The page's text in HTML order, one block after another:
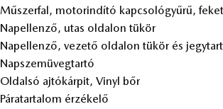
Mű­szer­fal, mo­tor­in­dí­tó kap­cso­ló­gyű­rű,
Nap­el­len­ző, utas ol­da­lon tü­kör
Nap­el­len­ző, ve­ze­tő ol­da­lon tü­kör és
Nap­szem­üveg­tar­tó
Ol­dal­só aj­tó­kár­pit, Vinyl bőr
Pá­ra­tar­ta­lom ér­zé­ke­lő